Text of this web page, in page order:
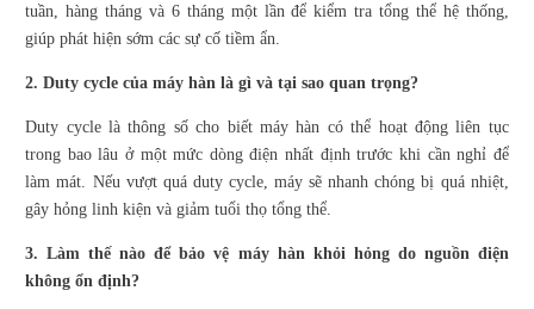
tuần, hàng tháng và 6 tháng một lần để kiểm tra tổng thể hệ thống,
giúp phát hiện sớm các sự cố tiềm ẩn.
2. Duty cycle của máy hàn là gì và tại sao quan trọng?
Duty cycle là thông số cho biết máy hàn có thể hoạt động liên tục
trong bao lâu ở một mức dòng điện nhất định trước khi cần nghỉ để
làm mát. Nếu vượt quá duty cycle, máy sẽ nhanh chóng bị quá nhiệt,
gây hỏng linh kiện và giảm tuổi thọ tổng thể.
3. Làm thế nào để bảo vệ máy hàn khỏi hỏng do nguồn điện
không ổn định?